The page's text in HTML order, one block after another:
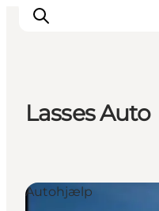
Aktiviteter
Overnatting
Lasses Auto
Autohjælp